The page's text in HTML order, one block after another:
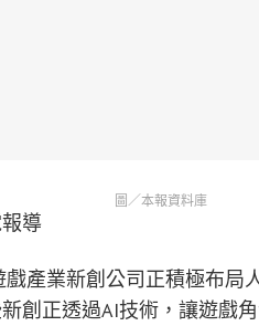
圖／本報資料庫
導
產業新創公司正積極布局
創正透過AI技術，讓遊戲